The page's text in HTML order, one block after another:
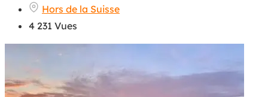
Hors de la Suisse
4 231 Vues